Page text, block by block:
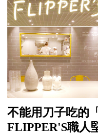
不能用刀子吃的
FLIPPER'S職人